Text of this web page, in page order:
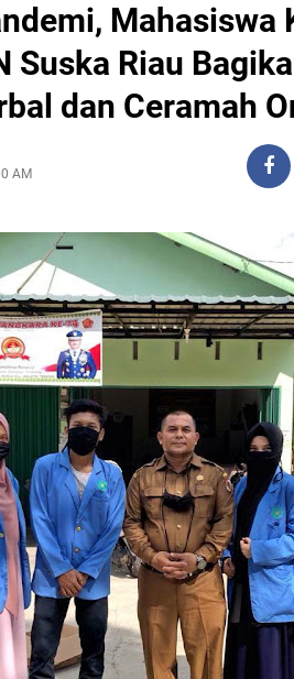
Mahasiswa
Suska Riau
dan Ceramah
AM